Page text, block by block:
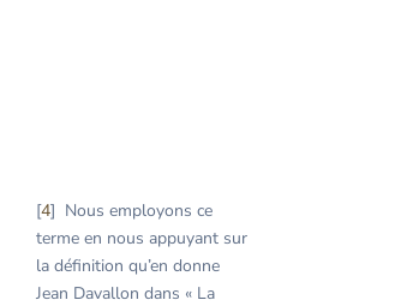
4
Nous employons ce
terme en nous appuyant sur
la définition qu’en donne
Jean Davallon dans « La